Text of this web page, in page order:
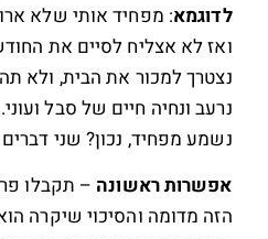
לדוגמא: מפחיד אותי שלא
ואז לא אצליח לסיים את החודש
נצטרך למכור את הבית, ולא
נרעב ונחיה חיים של סבל ועוני.
נשמע מפחיד, נכון? שני דברים
אפשרות ראשונה– תקבלו
הזה מדומה והסיכוי שיקרה הוא